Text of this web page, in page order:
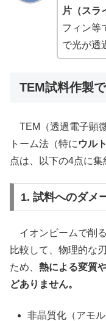
片（スラ
フィン等
で光が透
TEM試料作製
TEM（透過電子顕
トーム法（特に ウル
点は、以下の4点に集
1. 試料へのダメ
イオンビームで削
比較して、物理的な
ため、 熱による変質
どありません。
非晶質化（アモ